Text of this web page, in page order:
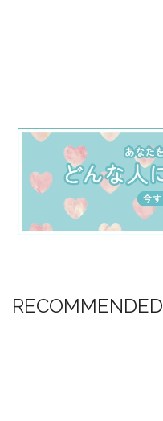
RECOMMENDED